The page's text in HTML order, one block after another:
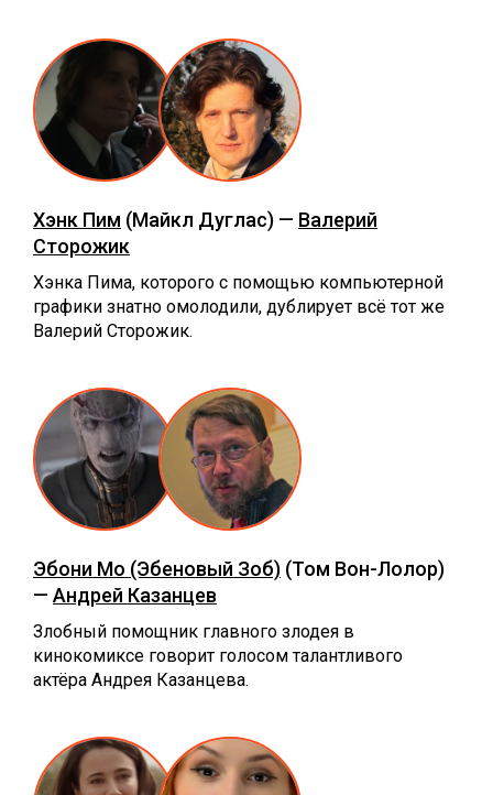
Хэнк Пим (Майкл Дуглас) — Валерий
Сторожик
Хэнка Пима, которого с помощью компьютерной
графики знатно омолодили, дублирует всё тот же
Валерий Сторожик.
Эбони Мо (Эбеновый Зоб) (Том Вон-Лолор)
— Андрей Казанцев
Злобный помощник главного злодея в
кинокомиксе говорит голосом талантливого
актёра Андрея Казанцева.